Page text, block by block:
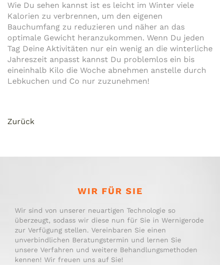
Wie Du sehen kannst ist es leicht im Winter viele
Kalorien zu verbrennen, um den eigenen
Bauchumfang zu reduzieren und näher an das
optimale Gewicht heranzukommen. Wenn Du jeden
Tag Deine Aktivitäten nur ein wenig an die winterliche
Jahreszeit anpasst kannst Du problemlos ein bis
eineinhalb Kilo die Woche abnehmen anstelle durch
Lebkuchen und Co nur zuzunehmen!
Zurück
WIR FÜR SIE
Wir sind von unserer neuartigen Technologie so
überzeugt, sodass wir diese nun für Sie in Wernigerode
zur Verfügung stellen. Vereinbaren Sie einen
unverbindlichen Beratungstermin und lernen Sie
unsere Verfahren und weitere Behandlungsmethoden
kennen! Wir freuen uns auf Sie!